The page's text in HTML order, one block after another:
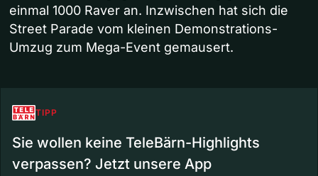
einmal 1000 Raver an. Inzwischen hat sich die
Street Parade vom kleinen Demonstrations-
Umzug zum Mega-Event gemausert.
TIPP
Sie wollen keine TeleBärn-Highlights
verpassen? Jetzt unsere App